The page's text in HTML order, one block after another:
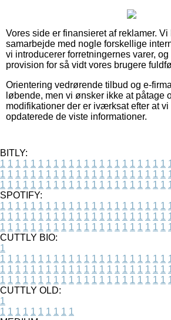
Vores side er finansieret af reklamer.
samarbejde med nogle forskellige
vi introducerer forretningernes varer,
provision for så vidt vores brugere
Orientering vedrørende tilbud og e-
løbende, men vi ønsker ikke at påtage
modifikationer der er iværksat efter at vi
opdaterede de viste informationer.
BITLY:
1 1 1 1 1 1 1 1 1 1 1 1 1 1 1 1 1 1 1 1 1 1
1 1 1 1 1 1 1 1 1 1 1 1 1 1 1 1 1 1 1 1 1 1
1 1 1 1 1 1 1 1 1 1 1 1 1 1 1 1 1 1 1 1 1 1
SPOTIFY:
1 1 1 1 1 1 1 1 1 1 1 1 1 1 1 1 1 1 1 1 1 1
1 1 1 1 1 1 1 1 1 1 1 1 1 1 1 1 1 1 1 1 1 1
1 1 1 1 1 1 1 1 1 1 1 1 1 1 1 1 1 1 1 1 1 1
CUTTLY BIO:
1
1 1 1 1 1 1 1 1 1 1 1 1 1 1 1 1 1 1 1 1 1 1
1 1 1 1 1 1 1 1 1 1 1 1 1 1 1 1 1 1 1 1 1 1
1 1 1 1 1 1 1 1 1 1 1 1 1 1 1 1 1 1 1 1 1 1
CUTTLY OLD:
1
1 1 1 1 1 1 1 1 1 1